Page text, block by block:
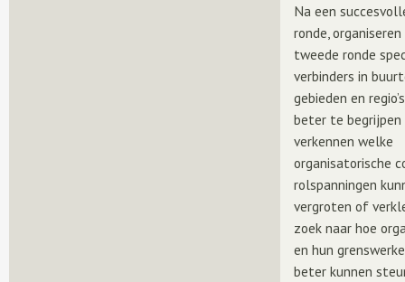
Na een
ronde,
tweede ronde
verbinders in
gebieden en
beter te
verkennen welke
organisatorische
rolspanningen
vergroten of
zoek naar hoe
en hun
beter kunnen